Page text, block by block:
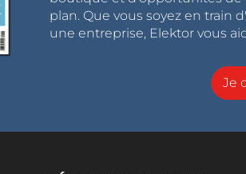
plan. Que vous soyez en train
une entreprise, Elektor vous
Je